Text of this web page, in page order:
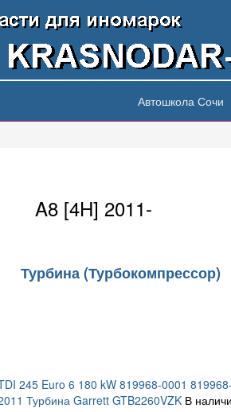
Автошкола Сочи
A8 [4H] 2011-
Турбина (Турбокомпрессор)
245 Euro 6 180 kW 819968-0001
Турбина Garrett GTB2260VZK В